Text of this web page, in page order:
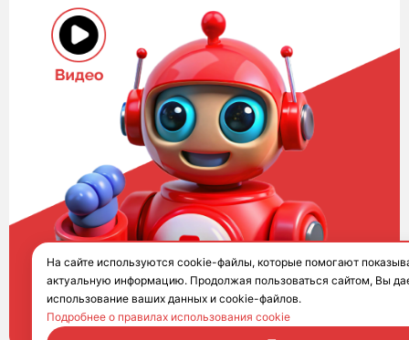
На сайте используются cookie-файлы, которые помогают
актуальную информацию. Продолжая пользоваться сайтом, Вы
использование ваших данных и cookie-файлов.
Подробнее о правилах использования cookie